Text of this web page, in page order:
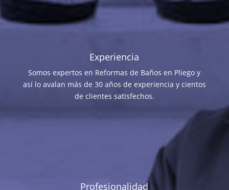
Experiencia
Somos expertos en Reformas de Baños en Pliego y
así lo avalan más de 30 años de experiencia y cientos
de clientes satisfechos.
Profesionalidad